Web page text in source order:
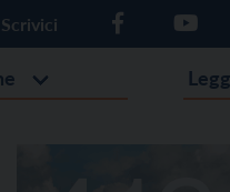
Scrivici